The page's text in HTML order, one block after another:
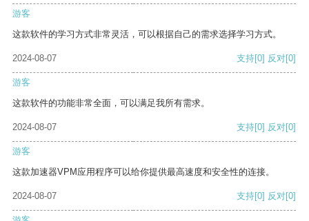
游客
这款软件的学习方式非常灵活，可以根据自己的需求选择学习方式。
2024-08-07 支持[0] 反对[0]
游客
这款软件的功能非常全面，可以满足我所有需求。
2024-08-07 支持[0] 反对[0]
游客
这款加速器VPM应用程序可以给你提供最高速度和安全性的连接。
2024-08-07 支持[0] 反对[0]